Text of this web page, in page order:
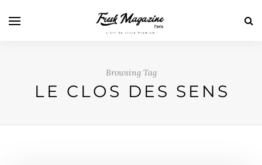
Browsing Tag
LE CLOS DES SENS